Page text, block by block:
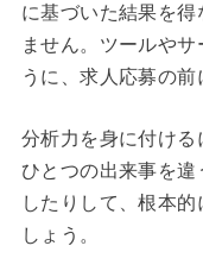
に基づいた結果を
ません。ツールや
うに、求人応募の前
分析力を身に付ける
ひとつの出来事を
したりして、根本
しょう。